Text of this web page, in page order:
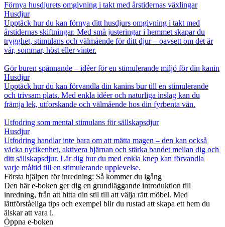
Förnya husdjurets omgivning i takt med årstidernas växlingar
Husdjur
Upptäck hur du kan förnya ditt husdjurs omgivning i takt med
årstidernas skiftningar. Med små justeringar i hemmet skapar du
trygghet, stimulans och välmående för ditt djur – oavsett om det är
vår, sommar, höst eller vinter.
Gör buren spännande – idéer för en stimulerande miljö för din kanin
Husdjur
Upptäck hur du kan förvandla din kanins bur till en stimulerande
och trivsam plats. Med enkla idéer och naturliga inslag kan du
främja lek, utforskande och välmående hos din fyrbenta vän.
Utfodring som mental stimulans för sällskapsdjur
Husdjur
Utfodring handlar inte bara om att mätta magen – den kan också
väcka nyfikenhet, aktivera hjärnan och stärka bandet mellan dig och
ditt sällskapsdjur. Lär dig hur du med enkla knep kan förvandla
varje måltid till en stimulerande upplevelse.
Första hjälpen för inredning: Så kommer du igång
Den här e-boken ger dig en grundläggande introduktion till
inredning, från att hitta din stil till att välja rätt möbel. Med
lättförståeliga tips och exempel blir du rustad att skapa ett hem du
älskar att vara i.
Öppna e-boken